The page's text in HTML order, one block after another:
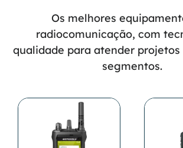
Os melhores
radiocomunicação, com
qualidade para atender
segmentos.